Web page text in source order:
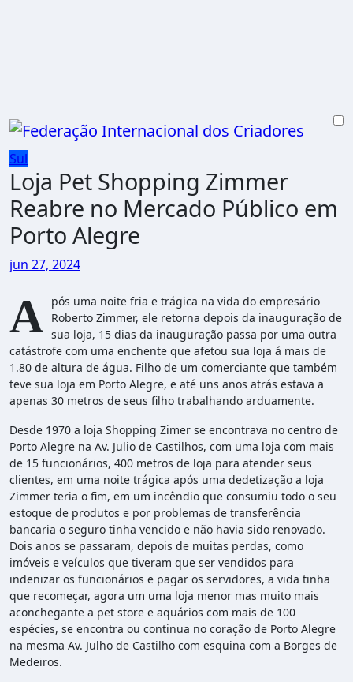
Sul
Loja Pet Shopping Zimmer
Reabre no Mercado Público em
Porto Alegre
jun 27, 2024
A pós uma noite fria e trágica na vida do empresário
Roberto Zimmer, ele retorna depois da inauguração de
sua loja, 15 dias da inauguração passa por uma outra
catástrofe com uma enchente que afetou sua loja á mais de
1.80 de altura de água. Filho de um comerciante que também
teve sua loja em Porto Alegre, e até uns anos atrás estava a
apenas 30 metros de seus filho trabalhando arduamente.
Desde 1970 a loja Shopping Zimer se encontrava no centro de
Porto Alegre na Av. Julio de Castilhos, com uma loja com mais
de 15 funcionários, 400 metros de loja para atender seus
clientes, em uma noite trágica após uma dedetização a loja
Zimmer teria o fim, em um incêndio que consumiu todo o seu
estoque de produtos e por problemas de transferência
bancaria o seguro tinha vencido e não havia sido renovado.
Dois anos se passaram, depois de muitas perdas, como
imóveis e veículos que tiveram que ser vendidos para
indenizar os funcionários e pagar os servidores, a vida tinha
que recomeçar, agora um uma loja menor mas muito mais
aconchegante a pet store e aquários com mais de 100
espécies, se encontra ou continua no coração de Porto Alegre
na mesma Av. Julho de Castilho com esquina com a Borges de
Medeiros.